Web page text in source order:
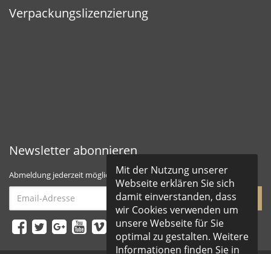
Verpackungslizenzierung
Newsletter abonnieren
Abmeldung jederzeit möglich
Adresse
abonnieren
Mit der Nutzung unserer
Webseite erklären Sie sich
damit einverstanden, dass
wir Cookies verwenden um
unsere Webseite für Sie
optimal zu gestalten. Weitere
Informationen finden Sie in